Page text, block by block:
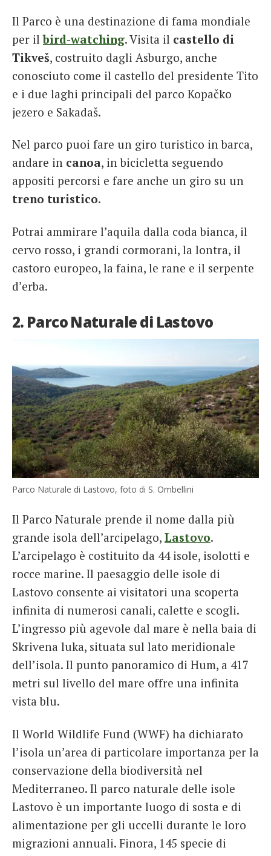
Il Parco è una destinazione di fama mondiale
per ilbird-watching. Visita il castello di
Tikveš, costruito dagli Asburgo, anche
conosciuto come il castello del presidente Tito
e i due laghi principali del parco Kopačko
jezero e Sakadaš.
Nel parco puoi fare un giro turistico in barca,
andare in canoa, in bicicletta seguendo
appositi percorsi e fare anche un giro su un
treno turistico.
Potrai ammirare l’aquila dalla coda bianca, il
cervo rosso, i grandi cormorani, la lontra, il
castoro europeo, la faina, le rane e il serpente
d’erba.
2. Parco Naturale di Lastovo
Parco Naturale di Lastovo, foto di S. Ombellini
Il Parco Naturale prende il nome dalla più
grande isola dell’arcipelago, Lastovo.
L’arcipelago è costituito da 44 isole, isolotti e
rocce marine. Il paesaggio delle isole di
Lastovo consente ai visitatori una scoperta
infinita di numerosi canali, calette e scogli.
L’ingresso più agevole dal mare è nella baia di
Skrivena luka, situata sul lato meridionale
dell’isola. Il punto panoramico di Hum, a 417
metri sul livello del mare offre una infinita
vista blu.
Il World Wildlife Fund (WWF) ha dichiarato
l’isola un’area di particolare importanza per la
conservazione della biodiversità nel
Mediterraneo. Il parco naturale delle isole
Lastovo è un importante luogo di sosta e di
alimentazione per gli uccelli durante le loro
migrazioni annuali. Finora, 145 specie di